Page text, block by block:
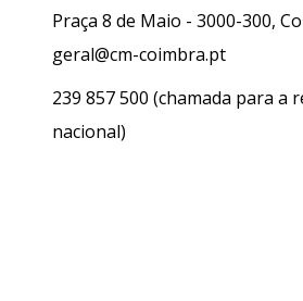
Praça 8 de Maio - 3000-300,
geral@cm-coimbra.pt
239 857 500 (chamada para a
nacional)